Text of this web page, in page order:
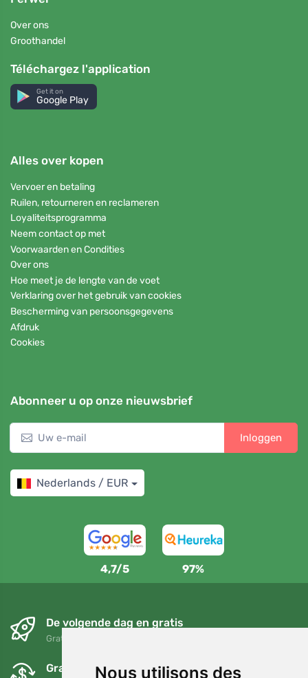
Nous utilisons des
Over ons
Groothandel
Téléchargez l'application
Get it on
Google Play
Alles over kopen
Vervoer en betaling
Ruilen, retourneren en reclameren
Loyaliteitsprogramma
Neem contact op met
Voorwaarden en Condities
Over ons
Hoe meet je de lengte van de voet
Verklaring over het gebruik van cookies
Bescherming van persoonsgegevens
Afdruk
Cookies
Abonneer u op onze nieuwsbrief
Inloggen
Nederlands / EUR
4,7/5 97%
De volgende dag en gratis
Gratis verzending voor bestellingen boven 95 EUR
Gratis ruilen en retourneren